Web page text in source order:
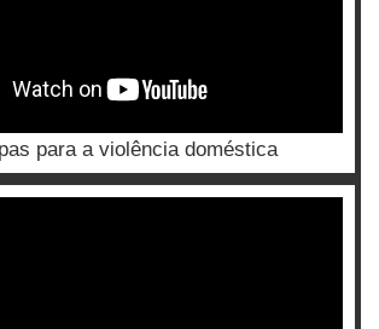
para a violência doméstica